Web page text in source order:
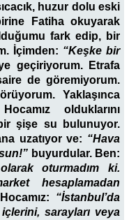
huzur dolu eski
Fatiha okuyarak
fark edip, bir
İçimden: “Keşke bir
geçiriyorum. Etrafa
de göremiyorum.
Yaklaşınca
olduklarını
şişe su bulunuyor.
uzatıyor ve: “Hava
buyurdular. Ben:
oturmadım ki.
hesaplamadan
“İstanbul’da
sarayları veya